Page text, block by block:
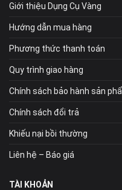
Giới thiệu Dụng Cụ Vàng
Hướng dẫn mua hàng
Phương thức thanh toán
Quy trình giao hàng
Chính sách bảo hành sản
Chính sách đổi trả
Khiếu nại bồi thường
Liên hệ – Báo giá
TÀI KHOẢN